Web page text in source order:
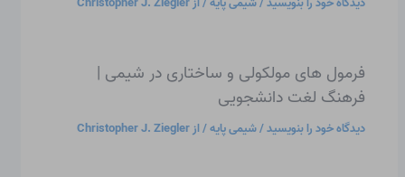
فرمول های مولکولی و ساختاری در شیمی |
فرهنگ لغت دانشجویی
دیدگاه‌ خود را بنویسید/شیمی پایه/ از Christopher J. Ziegler